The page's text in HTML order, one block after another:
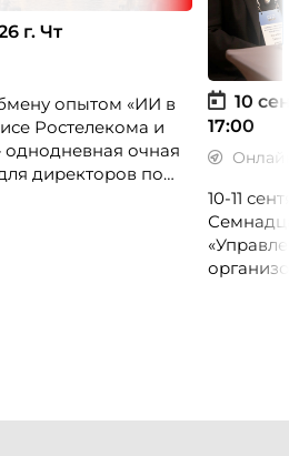
г. Чт
опытом «ИИ в
Ростелекома и
очная
директоров по
10
17:00
10-11